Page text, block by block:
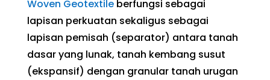
Woven Geotextileberfungsi sebagai
lapisan perkuatan sekaligus sebagai
lapisan pemisah (separator) antara tanah
dasar yang lunak, tanah kembang susut
(ekspansif) dengan granular tanah urugan